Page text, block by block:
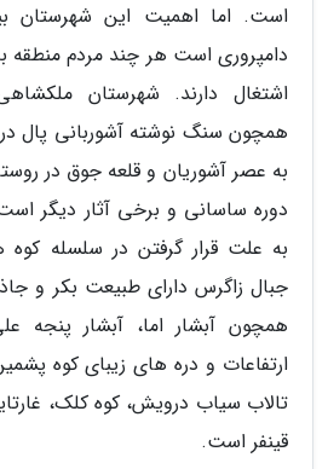
است. اما اهمیت این شهرستان
دامپروری است هر چند مردم منطقه
اشتغال دارند. شهرستان
همچون سنگ نوشته آشوربانی پال
به عصر آشوریان و قلعه جوق در
دوره ساسانی و برخی آثار دیگر
به علت قرار گرفتن در سلسله کوه
جبال زاگرس دارای طبیعت بکر و
همچون آبشار اما، آبشار پنجه
ارتفاعات و دره های زیبای کوه
تالاب سیاب درویش، کوه کلک،
قینفر است.